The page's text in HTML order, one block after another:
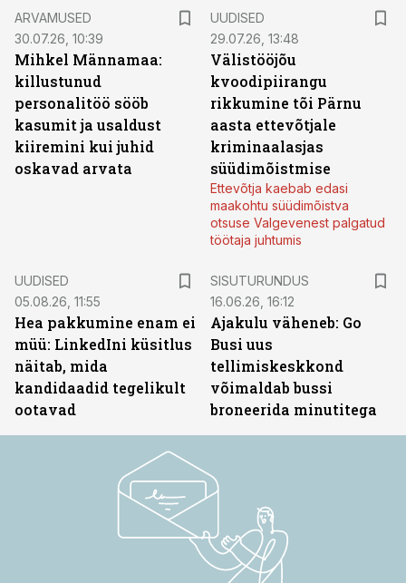
ARVAMUSED
30.07.26, 10:39
Mihkel Männamaa:
killustunud
personalitöö sööb
kasumit ja usaldust
kiiremini kui juhid
oskavad arvata
UUDISED
29.07.26, 13:48
Välistööjõu
kvoodipiirangu
rikkumine tõi Pärnu
aasta ettevõtjale
kriminaalasjas
süüdimõistmise
Ettevõtja kaebab edasi
maakohtu süüdimõistva
otsuse Valgevenest palgatud
töötaja juhtumis
UUDISED
05.08.26, 11:55
Hea pakkumine enam ei
müü: LinkedIni küsitlus
näitab, mida
kandidaadid tegelikult
ootavad
SISUTURUNDUS
16.06.26, 16:12
Ajakulu väheneb: Go
Busi uus
tellimiskeskkond
võimaldab bussi
broneerida minutitega